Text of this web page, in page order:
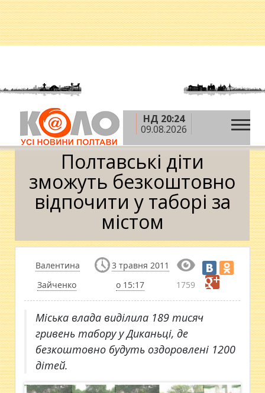
НД 20:24
09.08.2026
Головна » Новини »
Полтавські діти зможуть
безкоштовно відпочити у таборі за містом
Полтавські діти
зможуть безкоштовно
відпочити у таборі за
містом
Валентина
Зайченко
3 травня 2011
о 15:17
1759
Міська влада виділила 189 тисяч
гривень табору у Диканьці, де
безкоштовно будуть оздоровлені 1200
дітей.